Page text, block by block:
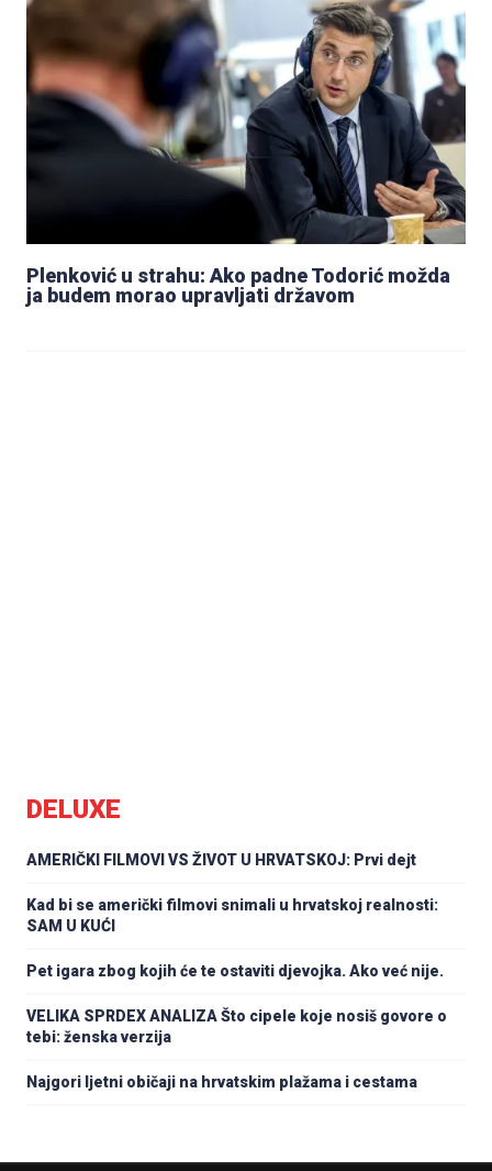
Plenković u strahu: Ako padne Todorić možda
ja budem morao upravljati državom
DELUXE
AMERIČKI FILMOVI VS ŽIVOT U HRVATSKOJ: Prvi dejt
Kad bi se američki filmovi snimali u hrvatskoj realnosti:
SAM U KUĆI
Pet igara zbog kojih će te ostaviti djevojka. Ako već nije.
VELIKA SPRDEX ANALIZA Što cipele koje nosiš govore o
tebi: ženska verzija
Najgori ljetni običaji na hrvatskim plažama i cestama